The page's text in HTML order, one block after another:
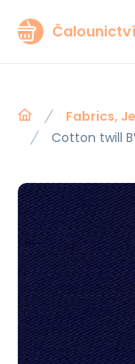
Fabrics,
Cotton twill